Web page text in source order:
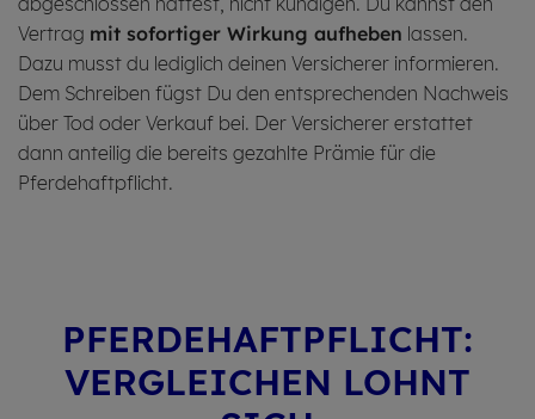
Vertrag mit sofortiger Wirkung aufheben lassen.
Dazu musst du lediglich deinen Versicherer informieren.
Dem Schreiben fügst Du den entsprechenden Nachweis
über Tod oder Verkauf bei. Der Versicherer erstattet
dann anteilig die bereits gezahlte Prämie für die
Pferdehaftpflicht.
PFER­DE­HAFT­PFLICHT:
VERGLEI­CHEN LOHNT